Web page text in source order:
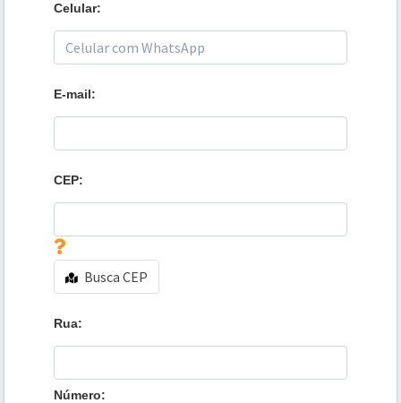
Celular:
E-mail:
CEP:
Busca CEP
Rua:
Número: